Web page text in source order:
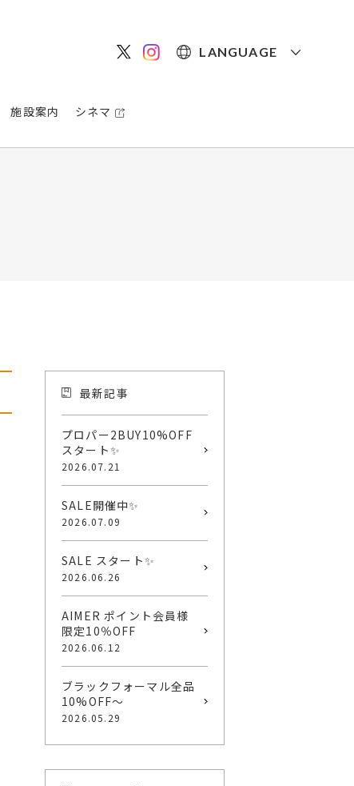
LANGUAGE
施設案内 シネマ
最新記事
プロパー2BUY10%OFF
スタート✨
2026.07.21
SALE開催中✨
2026.07.09
SALE スタート✨
2026.06.26
AIMER ポイント会員様
限定10％OFF
2026.06.12
ブラックフォーマル全品
10%OFF〜
2026.05.29